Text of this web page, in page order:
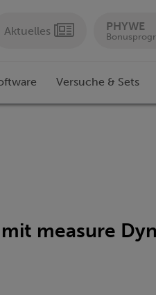
Aktuelles PHYWE
Versuche & Sets
measure